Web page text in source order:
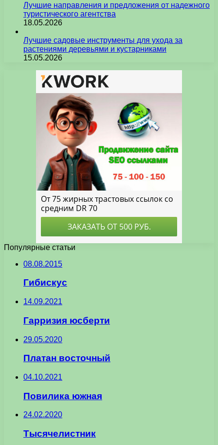
Лучшие направления и предложения от надежного
туристического агентства
18.05.2026
Лучшие садовые инструменты для ухода за
растениями деревьями и кустарниками
15.05.2026
Популярные статьи
08.08.2015
Гибискус
14.09.2021
Гарризия юсберти
29.05.2020
Платан восточный
04.10.2021
Повилика южная
24.02.2020
Тысячелистник